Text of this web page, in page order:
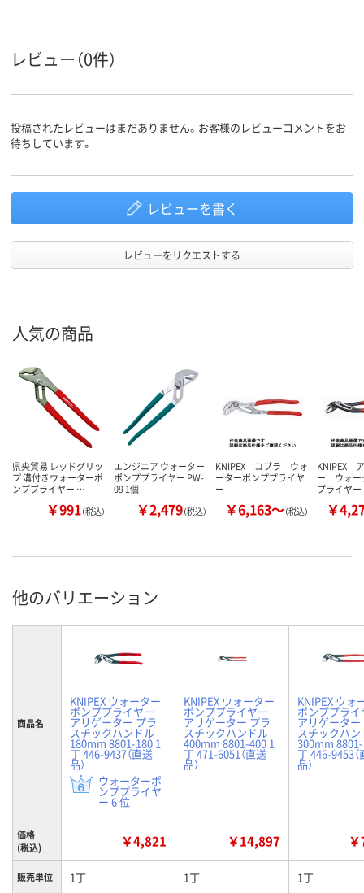
レビュー（0件）
投稿されたレビューはまだありません。お客様のレビューコメントをお
待ちしています。
レビューを書く
レビューをリクエストする
人気の商品
県央貿易 レッドグリッ
プ 溝付きウォーターポ
ンププライヤー …
￥991（税込）
エンジニア ウォーター
ポンププライヤー PW-
09 1個
￥2,479（税込）
KNIPEX コブラ ウォ
ーターポンププライヤ
ー
￥6,163～（税込）
KNIPEX
ー ウォー
プライヤー
￥
他のバリエーション
商品名
KNIPEX ウォーター
ポンププライヤー
アリゲーター プラ
スチックハンドル
180mm 8801-180 1
丁 446-9437（直送
品）
ウォーターポ
ンププライヤ
ー 6 位
KNIPEX ウォーター
ポンププライヤー
アリゲーター プラ
スチックハンドル
400mm 8801-400 1
丁 471-6051（直送
品）
KNIPEX ウォ
ポンププライ
アリゲーター
スチックハン
300mm
丁 446-9453（
品）
価格
(税込)
￥4,821 ￥14,897
販売単位 1丁 1丁 1丁